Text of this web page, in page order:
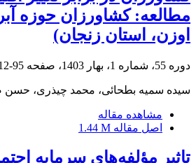
مطالعه: کشاورزان حوزه
اوزن، استان زنجان)
دوره 55، شماره 1، بهار 1403، صفحه 95-112
سیده سمیه بطحائی، محمد چیذری، حسن
مشاهده مقاله
اصل مقاله 1.44 M
تاثیر مؤلفه‌های سرمایه